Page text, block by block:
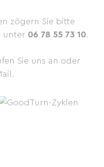
zögern Sie bitte
unter 06 78 55 73 10.
Sie uns an oder